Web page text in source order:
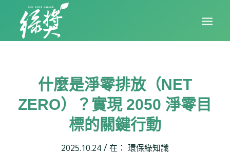
什麼是淨零排放（NET
ZERO）？實現 2050 淨零目
標的關鍵行動
2025.10.24 / 在： 環保綠知識